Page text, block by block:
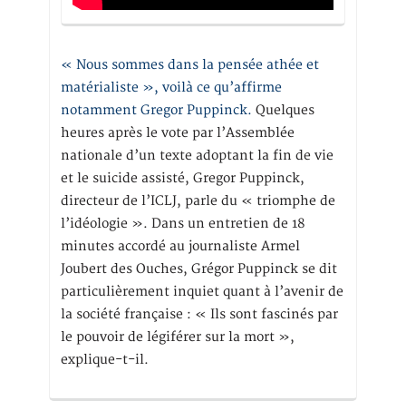
« Nous sommes dans la pensée athée et
matérialiste », voilà ce qu’affirme
notamment Gregor Puppinck. Quelques
heures après le vote par l’Assemblée
nationale d’un texte adoptant la fin de vie
et le suicide assisté, Gregor Puppinck,
directeur de l’ICLJ, parle du « triomphe de
l’idéologie ». Dans un entretien de 18
minutes accordé au journaliste Armel
Joubert des Ouches, Grégor Puppinck se dit
particulièrement inquiet quant à l’avenir de
la société française : « Ils sont fascinés par
le pouvoir de légiférer sur la mort »,
explique-t-il.